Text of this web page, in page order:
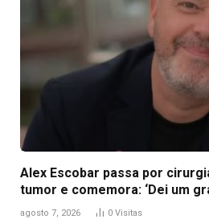
Alex Escobar passa por
tumor e comemora: ‘Dei um
agosto 7, 2026 0 Visitas